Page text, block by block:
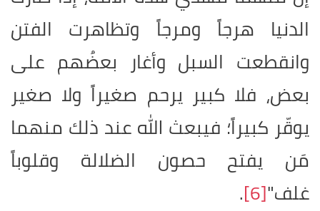
الدنيا هرجاً ومرجاً وتظاهرت الفتن
وانقطعت السبل وأغار بعضُهم على
بعض، فلا كبير يرحم صغيراً ولا صغير
يوقّر كبيراً؛ فيبعث الله عند ذلك منهما
مَن يفتح حصون الضلالة وقلوباً
غلف"[6]
.